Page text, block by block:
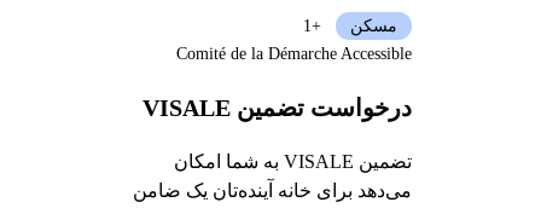
درخواست تضمین VISALE
تضمین VISALE به شما امکان
می‌دهد برای خانه آینده‌تان یک ضامن
مسکن
+1
Comité de la Démarche Accessible